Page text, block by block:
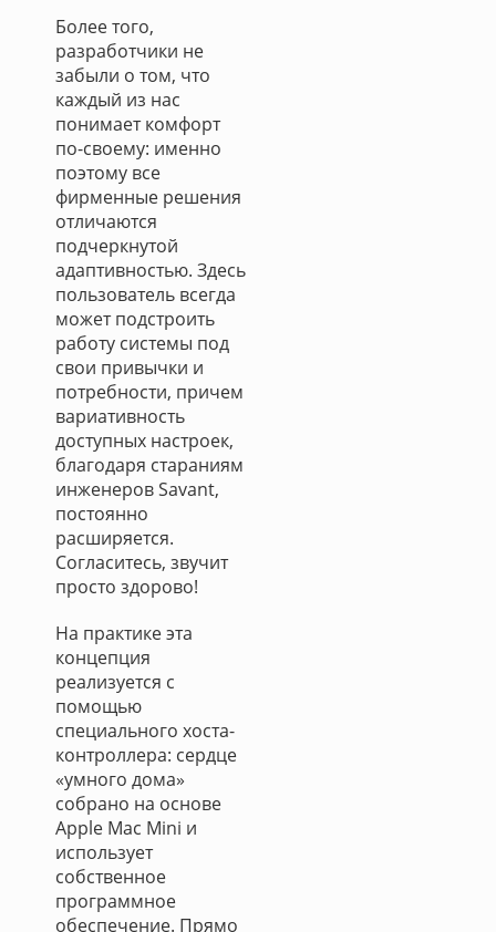
Более того,
разработчики не
забыли о том, что
каждый из нас
понимает комфорт
по-своему: именно
поэтому все
фирменные решения
отличаются
подчеркнутой
адаптивностью. Здесь
пользователь всегда
может подстроить
работу системы под
свои привычки и
потребности, причем
вариативность
доступных настроек,
благодаря стараниям
инженеров Savant,
постоянно
расширяется.
Согласитесь, звучит
просто здорово!
На практике эта
концепция
реализуется с
помощью
специального хоста-
контроллера: сердце
«умного дома»
собрано на основе
Apple Mac Mini и
использует
собственное
программное
обеспечение. Прямо